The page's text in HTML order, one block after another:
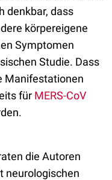
denkbar, dass
körpereigene
Symptomen
Studie. Dass
Manifestationen
für MERS-CoV
die Autoren
neurologischen